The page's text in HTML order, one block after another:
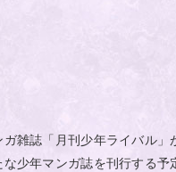
雑誌「月刊少年ライバル」
少年マンガ誌を刊行する予